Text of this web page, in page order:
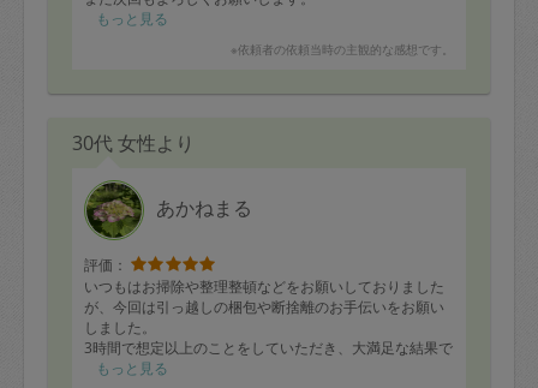
もっと見る
※依頼者の依頼当時の主観的な感想です。
30代 女性より
あかねまる
評価：
いつもはお掃除や整理整頓などをお願いしておりました
が、今回は引っ越しの梱包や断捨離のお手伝いをお願い
しました。
3時間で想定以上のことをしていただき、大満足な結果で
した。
もっと見る